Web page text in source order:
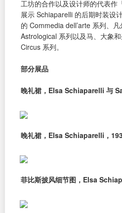
工坊的合作以及设计师的代表作
展示 Schiaparelli 的后期时装设
的 Commedia dell’arte 系列、
Astrological 系列以及马、大象
Circus 系列。
部分展品
晚礼裙，Elsa Schiaparelli 与
晚礼裙，Elsa Schiaparelli，
菲比斯披风细节图，Elsa